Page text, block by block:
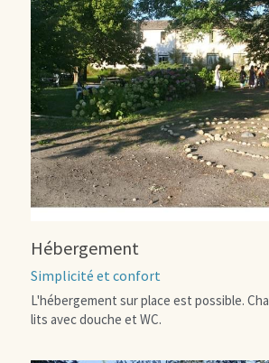
Hébergement
Simplicité et confort
L'hébergement sur place est possible.
lits avec douche et WC.